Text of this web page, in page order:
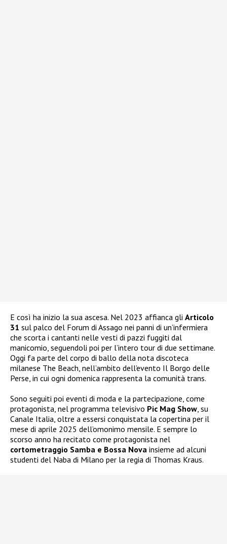
E così ha inizio la sua ascesa. Nel 2023 affianca gli Articolo
31 sul palco del Forum di Assago nei panni di un’infermiera
che scorta i cantanti nelle vesti di pazzi fuggiti dal
manicomio, seguendoli poi per l’intero tour di due settimane.
Oggi fa parte del corpo di ballo della nota discoteca
milanese The Beach, nell’ambito dell’evento Il Borgo delle
Perse, in cui ogni domenica rappresenta la comunità trans.
Sono seguiti poi eventi di moda e la partecipazione, come
protagonista, nel programma televisivo Pic Mag Show, su
Canale Italia, oltre a essersi conquistata la copertina per il
mese di aprile 2025 dell’omonimo mensile. E sempre lo
scorso anno ha recitato come protagonista nel
cortometraggio Samba e Bossa Nova insieme ad alcuni
studenti del Naba di Milano per la regia di Thomas Kraus.